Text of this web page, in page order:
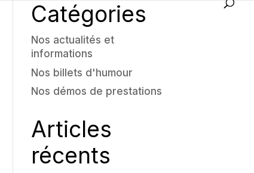
Catégories
Nos actualités et
informations
Nos billets d'humour
Nos démos de prestations
Articles
récents